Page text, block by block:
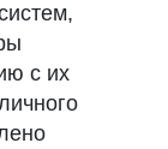
с их